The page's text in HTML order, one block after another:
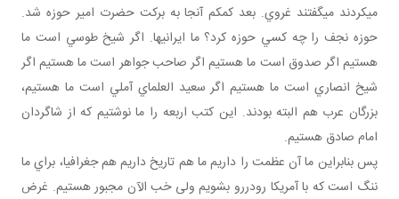
مي کردند مي گفتند غروي. بعد کم کم آنجا به برکت حضرت امير حوزه شد.
حوزه نجف را چه کسي حوزه کرد؟ ما ايراني ها. اگر شيخ طوسي است ما
هستيم اگر صدوق است ما هستيم اگر صاحب جواهر است ما هستيم اگر
شيخ انصاري است ما هستيم اگر سعيد العلماي آملي است ما هستيم،
بزرگان عرب هم البته بودند. اين کتب اربعه را ما نوشتيم که از شاگردان
امام صادق هستيم.
پس بنابراين ما آن عظمت را داريم ما هم تاريخ داريم هم جغرافيا، براي ما
ننگ است که با آمريکا رودررو بشويم ولی خب الآن مجبور هستيم. غرض